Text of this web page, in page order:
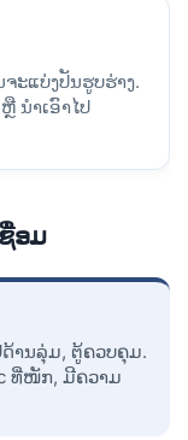
ະແບ່ງປັນຮູບຮ່າງ.
ນຳເອົາໄປ
ອມ
ດ້ານລຸ່ມ, ຕູ້ຄວບຄຸມ.
ທີ່ໜັກ, ມີຄວາມ